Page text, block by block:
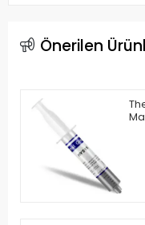
Önerilen